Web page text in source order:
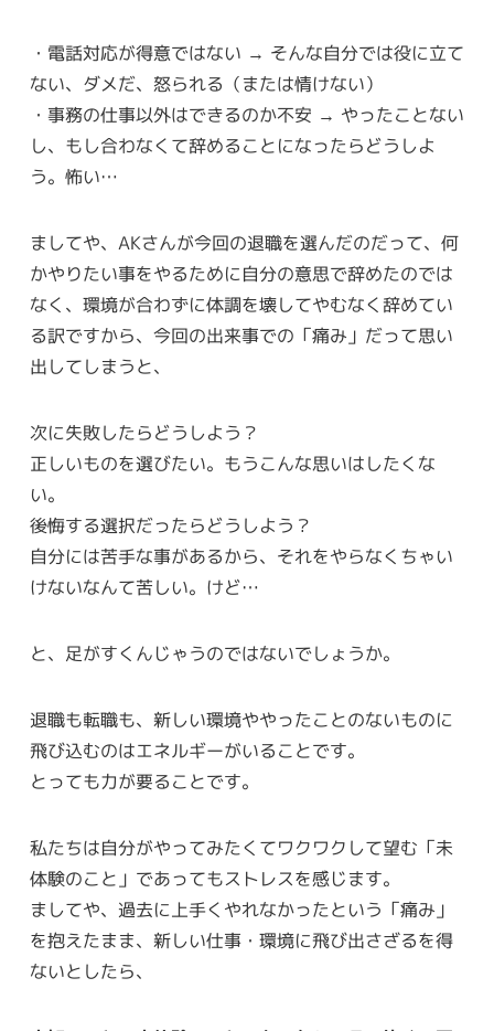
・電話対応が得意ではない → そんな自分では役に立て
ない、ダメだ、怒られる（または情けない）
・事務の仕事以外はできるのか不安 → やったことない
し、もし合わなくて辞めることになったらどうしよ
う。怖い…
ましてや、AKさんが今回の退職を選んだのだって、何
かやりたい事をやるために自分の意思で辞めたのでは
なく、環境が合わずに体調を壊してやむなく辞めてい
る訳ですから、今回の出来事での「痛み」だって思い
出してしまうと、
次に失敗したらどうしよう？
正しいものを選びたい。もうこんな思いはしたくな
い。
後悔する選択だったらどうしよう？
自分には苦手な事があるから、それをやらなくちゃい
けないなんて苦しい。けど…
と、足がすくんじゃうのではないでしょうか。
退職も転職も、新しい環境ややったことのないものに
飛び込むのはエネルギーがいることです。
とっても力が要ることです。
私たちは自分がやってみたくてワクワクして望む「未
体験のこと」であってもストレスを感じます。
ましてや、過去に上手くやれなかったという「痛み」
を抱えたまま、新しい仕事・環境に飛び出さざるを得
ないとしたら、